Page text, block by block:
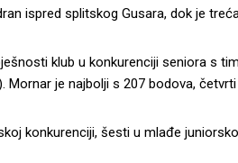
ispred splitskog Gusara, dok je
klub u konkurenciji seniora s
Mornar je najbolji s 207 bodova,
konkurenciji, šesti u mlađe